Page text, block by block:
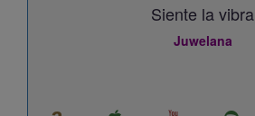
Siente la vibra
Juwelana